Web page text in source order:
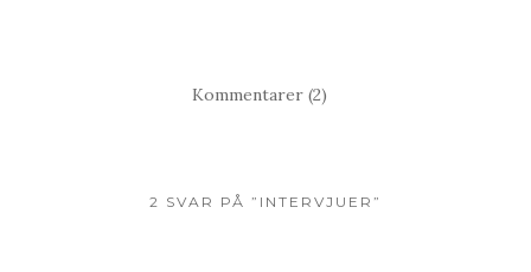
Kommentarer (2)
2 SVAR PÅ ”INTERVJUER”